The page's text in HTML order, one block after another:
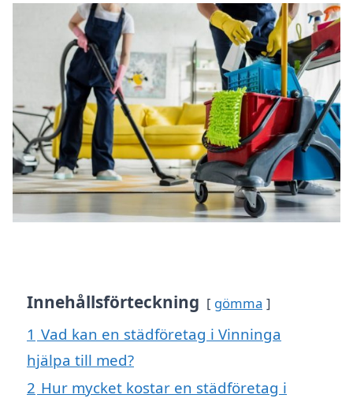
Innehållsförteckning gömma
1 Vad kan en städföretag i Vinninga
hjälpa till med?
2 Hur mycket kostar en städföretag i